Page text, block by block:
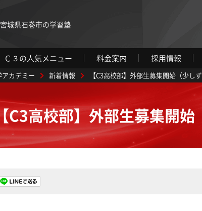
宮城県石巻市の学習塾
Ｃ３の人気メニュー 料金案内 採用情報
カデミー 新着情報 【C3高校部】外部生募集開始（少
C3高校部】外部生募集開